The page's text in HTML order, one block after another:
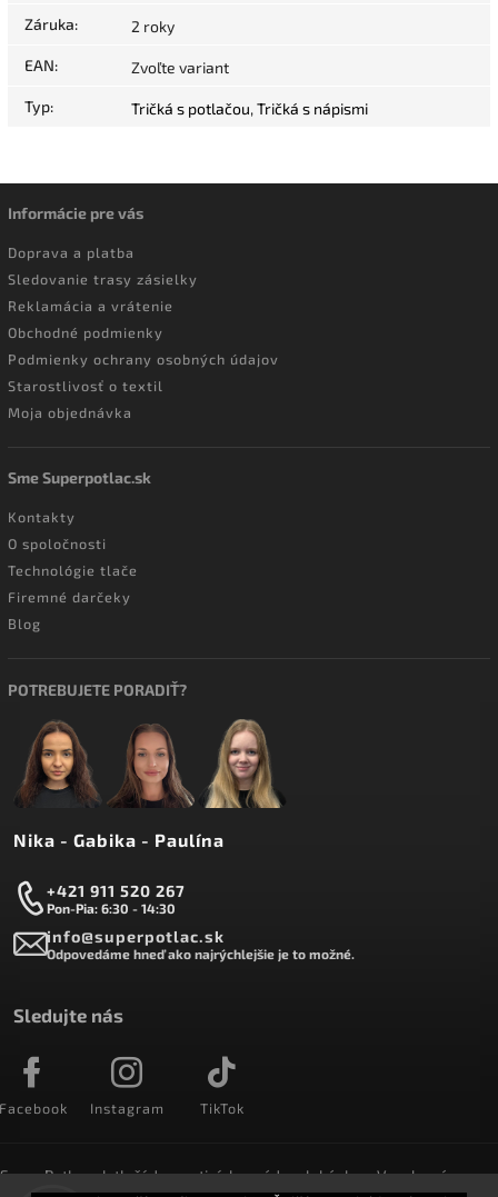
Záruka: 2 roky
EAN: Zvoľte variant
Typ: Tričká s potlačou, Tričká s nápismi
Informácie pre vás
Doprava a platba
Sledovanie trasy zásielky
Reklamácia a vrátenie
Obchodné podmienky
Podmienky ochrany osobných údajov
Starostlivosť o textil
Moja objednávka
Sme Superpotlac.sk
Kontakty
O spoločnosti
Technológie tlače
Firemné darčeky
Blog
POTREBUJETE PORADIŤ?
Nika - Gabika - Paulína
+421 911 520 267
Pon-Pia: 6:30 - 14:30
info@superpotlac.sk
Odpovedáme hneď ako najrýchlejšie je to možné.
Sledujte nás
Instagram TikTok
SuperPotlac.sk tlačí denne tisícky módnych kúskov. Vyrobené na